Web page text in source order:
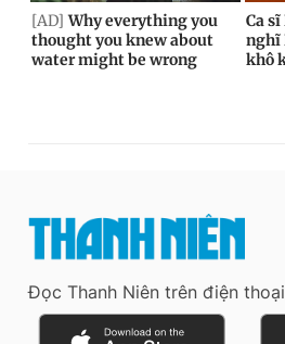
Đọc Thanh Niên trên điện thoại